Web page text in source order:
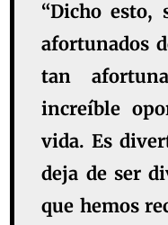
“Dicho esto,
afortunados
tan
increíble
vida. Es
deja de ser
que hemos